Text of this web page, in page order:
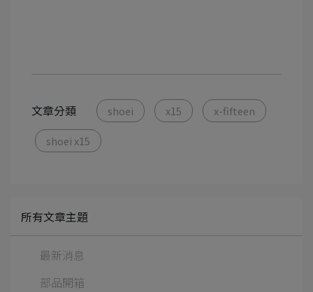
文章分類 shoei x15 x-fifteen
shoei x15
所有文章主題
最新消息
部品開箱